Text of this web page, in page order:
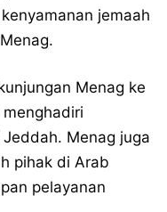
jemaah
Menag ke
Menag juga
pihak di Arab
pelayanan